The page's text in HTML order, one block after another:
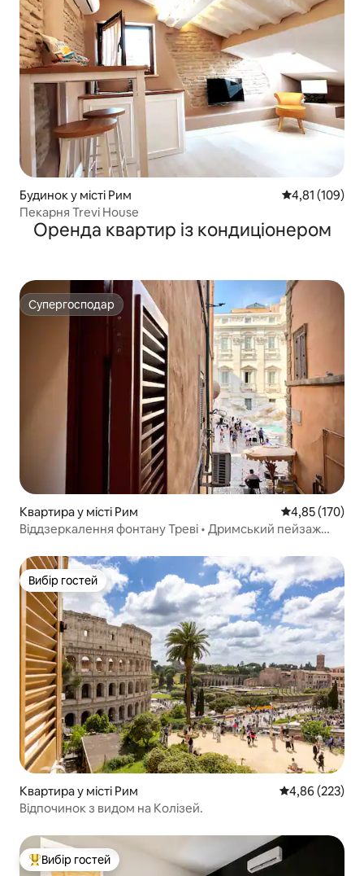
Будинок у місті Рим Середня
4,81 (109)
Пекарня Trevi House
Оренда квартир із кондиціонером
Супергосподар
Супергосподар
Квартира у місті Рим Середня
4,85 (170)
Віддзеркалення фонтану Треві • Дримський пейзаж
Вибір гостей
Вибір гостей
Квартира у місті Рим Середня
4,86 (223)
Відпочинок з видом на Колізей.
Топ вибір гостей
Вибір гостей